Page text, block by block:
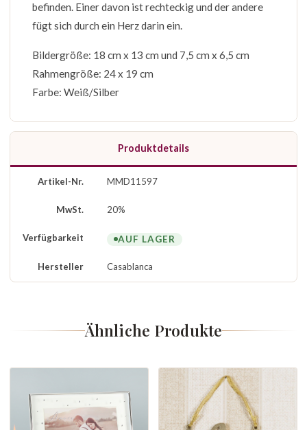
befinden. Einer davon ist rechteckig und der andere
fügt sich durch ein Herz darin ein.
Bildergröße: 18 cm x 13 cm und 7,5 cm x 6,5 cm
Rahmengröße: 24 x 19 cm
Farbe: Weiß/Silber
Produktdetails
Artikel-Nr. MMD11597
MwSt. 20%
Verfügbarkeit AUF LAGER
Hersteller Casablanca
Ähnliche Produkte